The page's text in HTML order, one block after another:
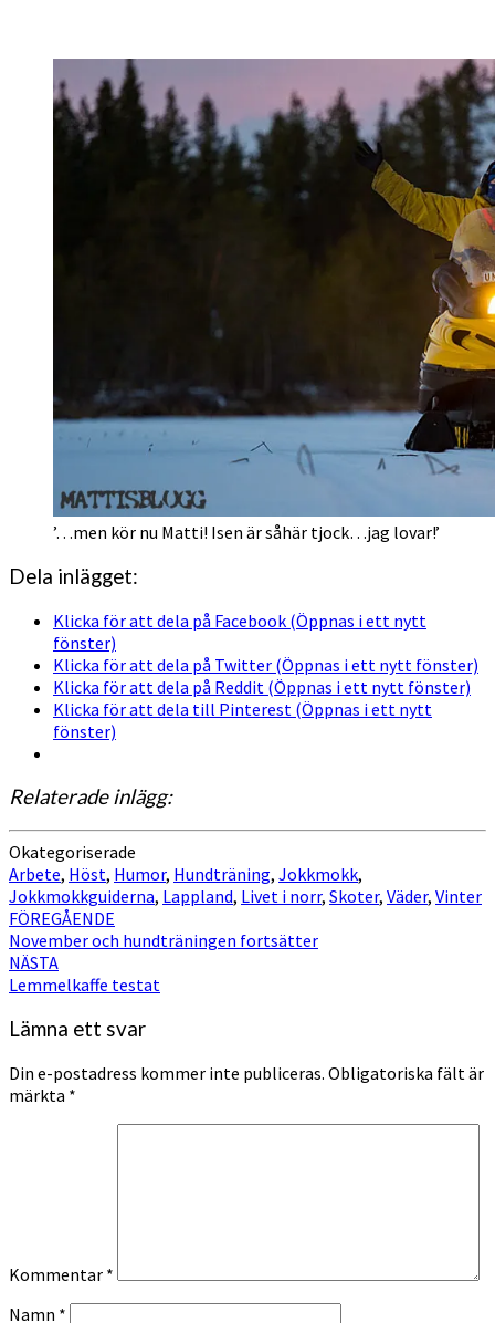
’…men kör nu Matti! Isen är såhär tjock…jag lovar!’
Dela inlägget:
Klicka för att dela på Facebook (Öppnas i ett nytt
fönster)
Klicka för att dela på Twitter (Öppnas i ett nytt fönster)
Klicka för att dela på Reddit (Öppnas i ett nytt fönster)
Klicka för att dela till Pinterest (Öppnas i ett nytt
fönster)
Relaterade inlägg:
Okategoriserade
Arbete, Höst, Humor, Hundträning, Jokkmokk,
Jokkmokkguiderna, Lappland, Livet i norr, Skoter, Väder, Vinter
Inläggsnavigering
FÖREGÅENDE
November och hundträningen fortsätter
NÄSTA
Lemmelkaffe testat
Lämna ett svar
Din e-postadress kommer inte publiceras. Obligatoriska fält är
märkta *
Kommentar *
Namn *